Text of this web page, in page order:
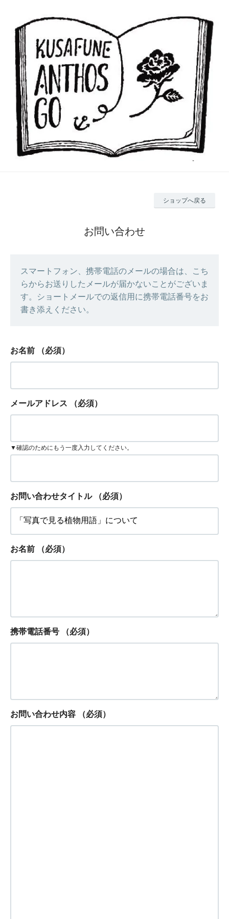
ショップへ戻る
お問い合わせ
スマートフォン、携帯電話のメールの場合は、こち
らからお送りしたメールが届かないことがございま
す。ショートメールでの返信用に携帯電話番号をお
書き添えください。
お名前 （必須）
メールアドレス （必須）
▼確認のためにもう一度入力してください。
お問い合わせタイトル （必須）
お名前 （必須）
携帯電話番号 （必須）
お問い合わせ内容 （必須）